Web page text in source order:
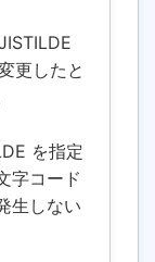
更したと
を指定
字コード
生しない